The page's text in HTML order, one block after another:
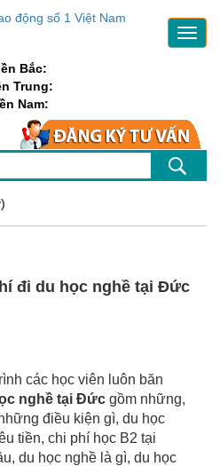
Bắc:
Trung:
Nam:
đi du học nghề tại Đức
các học viên luôn băn
nghề tại Đức gồm những,
điều kiện gì, du học
tiền, chi phí học B2 tại
du học nghề là gì, du học